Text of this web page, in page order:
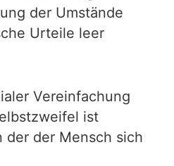
der Umstände
Urteile leer
Vereinfachung
ist
der der Mensch sich